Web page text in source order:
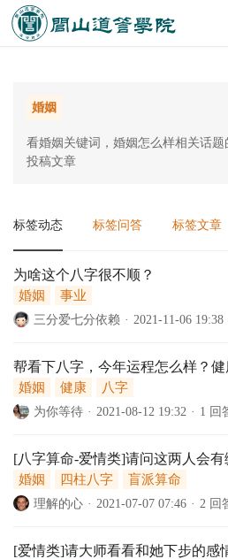
婚姻
看婚姻关键词，婚姻怎么样相关话
投稿文章
标签动态 标签问答 标签文章
为啥这个八字很不顺？
婚姻 事业
三分爱七分依赖 · 2021-11-06 19:38
帮看下八字，今年运程怎么样？健
婚姻 健康 八字
为你等待 · 2021-08-12 19:32 · 1 回
[八字算命-爱情类]请问这两人会
婚姻 四柱八字 盲派算命
理解的心 · 2021-07-07 07:46 · 2 回
[爱情类]请大师看看和她下步的感